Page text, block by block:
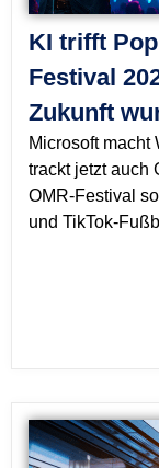
KI trifft
Festival
Zukunft
Microsoft macht
trackt jetzt auch
OMR-Festival
und TikTok-